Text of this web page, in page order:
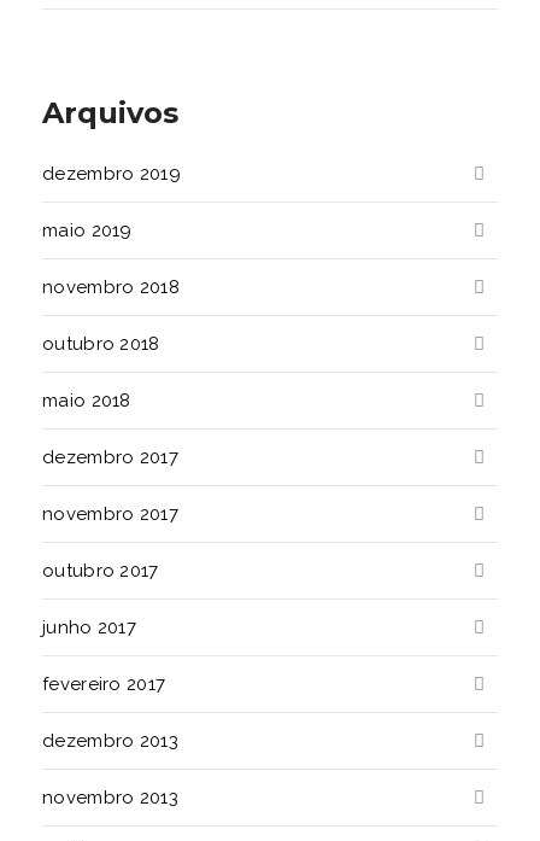
Arquivos
dezembro 2019
maio 2019
novembro 2018
outubro 2018
maio 2018
dezembro 2017
novembro 2017
outubro 2017
junho 2017
fevereiro 2017
dezembro 2013
novembro 2013